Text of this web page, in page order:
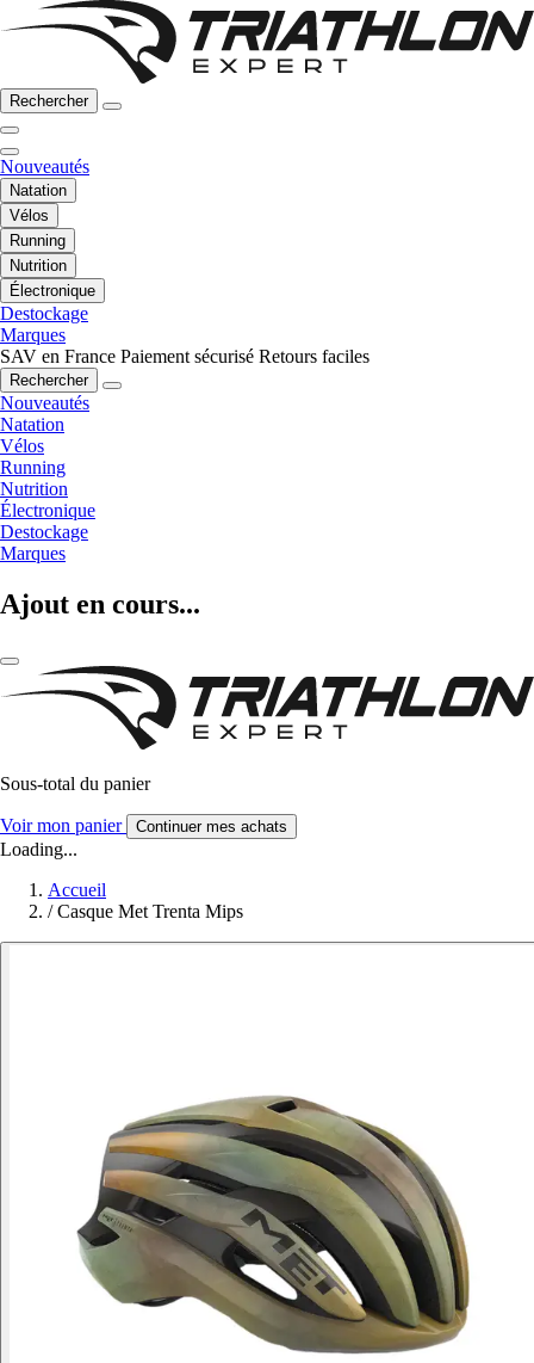
Rechercher
Nouveautés
Natation
Vélos
Running
Nutrition
Électronique
Destockage
Marques
SAV en France Paiement sécurisé Retours faciles
Rechercher
Nouveautés
Natation
Vélos
Running
Nutrition
Électronique
Destockage
Marques
Ajout en cours...
Sous-total du panier
Voir mon panier Continuer mes achats
Loading...
Accueil
/ Casque Met Trenta Mips